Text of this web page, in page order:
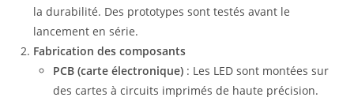
la durabilité. Des prototypes sont testés avant le
lancement en série.
Fabrication des composants
PCB (carte électronique) : Les LED sont montées sur
des cartes à circuits imprimés de haute précision.